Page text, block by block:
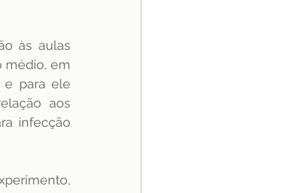
às aulas
médio, em
e para ele
aos
infecção